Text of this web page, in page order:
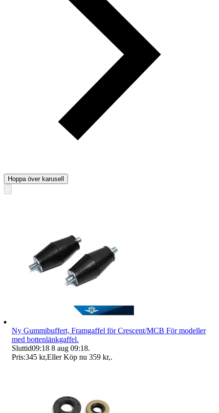
Hoppa över karusell
Ny Gummibuffert, Framgaffel för Crescent/MCB För modeller
med bottenlänkgaffel.
Sluttid09:18 8 aug 09:18.
Pris:345 kr,Eller Köp nu 359 kr,.